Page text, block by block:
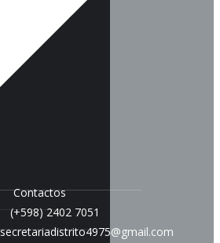
Contactos
(+598) 2402 7051
secretariadistrito4975@gmail.com